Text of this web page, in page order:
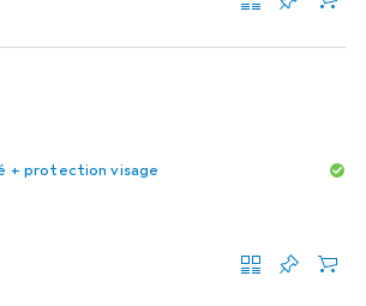
+ protection visage